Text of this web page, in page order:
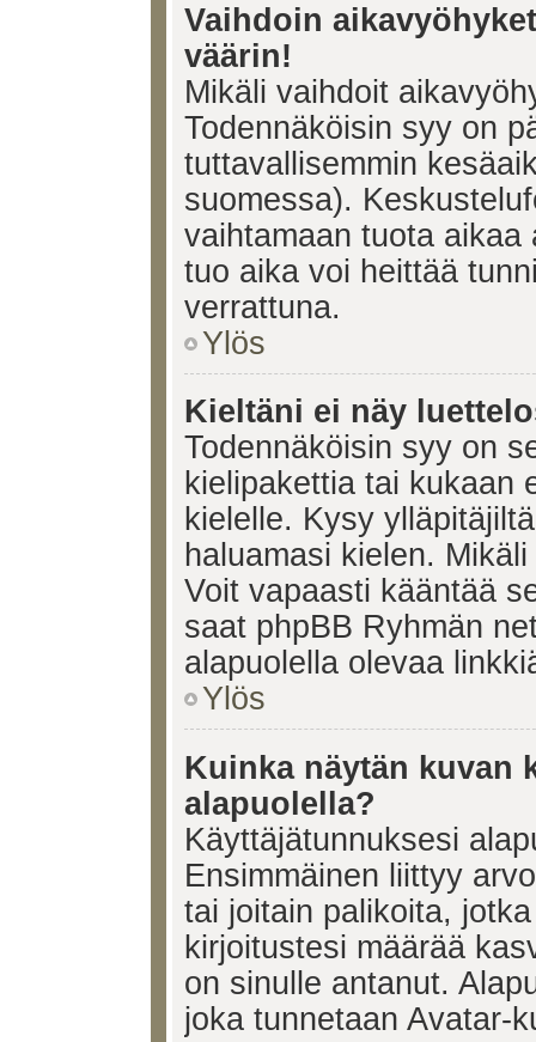
Vaihdoin
väärin!
Mikäli vaihdoit
Todennäköisin syy on
tuttavallisemmin
suomessa).
vaihtamaan tuota
tuo aika voi heittää
verrattuna.
Ylös
Kieltäni ei näy
Todennäköisin syy on
kielipakettia tai kukaan
kielelle. Kysy
haluamasi kielen.
Voit vapaasti kääntää
saat phpBB Ryhmän
alapuolella olevaa
Ylös
Kuinka näytän kuvan
alapuolella?
Käyttäjätunnuksesi
Ensimmäinen liittyy
tai joitain palikoita,
kirjoitustesi määrää
on sinulle antanut.
joka tunnetaan Avatar-